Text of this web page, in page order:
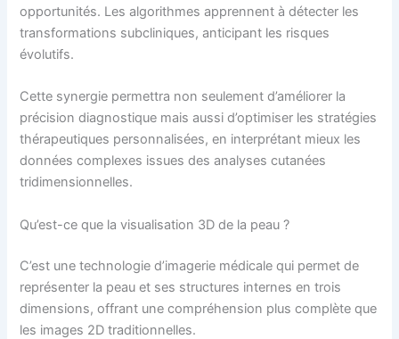
opportunités. Les algorithmes apprennent à détecter les
transformations subcliniques, anticipant les risques
évolutifs.
Cette synergie permettra non seulement d’améliorer la
précision diagnostique mais aussi d’optimiser les stratégies
thérapeutiques personnalisées, en interprétant mieux les
données complexes issues des analyses cutanées
tridimensionnelles.
Qu’est-ce que la visualisation 3D de la peau ?
C’est une technologie d’imagerie médicale qui permet de
représenter la peau et ses structures internes en trois
dimensions, offrant une compréhension plus complète que
les images 2D traditionnelles.